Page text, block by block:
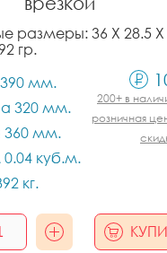
размеры: 36 X 28.5 X
гр.
мм.
320 мм.
360 мм.
куб.м.
кг.
200+ в
розничная